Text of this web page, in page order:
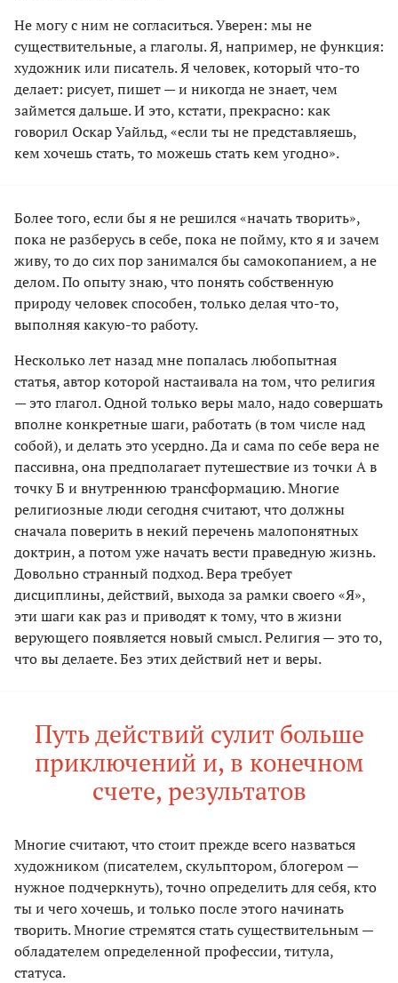
Не могу с ним не согласиться. Уверен: мы не
существительные, а глаголы. Я, например, не функция:
художник или писатель. Я человек, который что-то
делает: рисует, пишет — и никогда не знает, чем
займется дальше. И это, кстати, прекрасно: как
говорил Оскар Уайльд, «если ты не представляешь,
кем хочешь стать, то можешь стать кем угодно».
Более того, если бы я не решился «начать творить»,
пока не разберусь в себе, пока не пойму, кто я и зачем
живу, то до сих пор занимался бы самокопанием, а не
делом. По опыту знаю, что понять собственную
природу человек способен, только делая что-то,
выполняя какую-то работу.
Несколько лет назад мне попалась любопытная
статья, автор которой настаивала на том, что религия
— это глагол. Одной только веры мало, надо совершать
вполне конкретные шаги, работать (в том числе над
собой), и делать это усердно. Да и сама по себе вера не
пассивна, она предполагает путешествие из точки А в
точку Б и внутреннюю трансформацию. Многие
религиозные люди сегодня считают, что должны
сначала поверить в некий перечень малопонятных
доктрин, а потом уже начать вести праведную жизнь.
Довольно странный подход. Вера требует
дисциплины, действий, выхода за рамки своего «Я»,
эти шаги как раз и приводят к тому, что в жизни
верующего появляется новый смысл. Религия — это то,
что вы делаете. Без этих действий нет и веры.
Путь действий сулит больше
приключений и, в конечном
счете, результатов
Многие считают, что стоит прежде всего назваться
художником (писателем, скульптором, блогером —
нужное подчеркнуть), точно определить для себя, кто
ты и чего хочешь, и только после этого начинать
творить. Многие стремятся стать существительным —
обладателем определенной профессии, титула,
статуса.